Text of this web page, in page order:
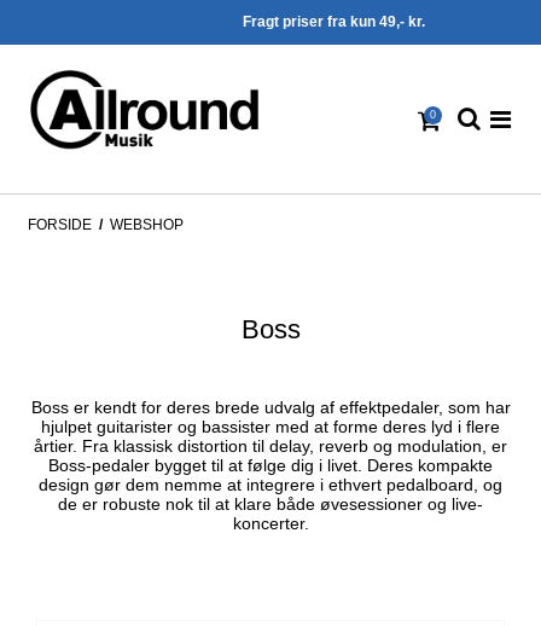
Fragt priser fra kun 49,- kr.
0
FORSIDE / WEBSHOP
Boss
Boss er kendt for deres brede udvalg af effektpedaler, som har
hjulpet guitarister og bassister med at forme deres lyd i flere
årtier. Fra klassisk distortion til delay, reverb og modulation, er
Boss-pedaler bygget til at følge dig i livet. Deres kompakte
design gør dem nemme at integrere i ethvert pedalboard, og
de er robuste nok til at klare både øvesessioner og live-
koncerter.